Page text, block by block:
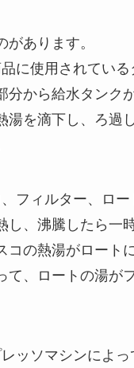
あります。
に使用されてい
から給水タンク
湯を滴下し、ろ過
フィルター、ロ
し、沸騰したら一
コの熱湯がロート
て、ロートの湯が
ッソマシンによ